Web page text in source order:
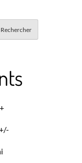
Rechercher